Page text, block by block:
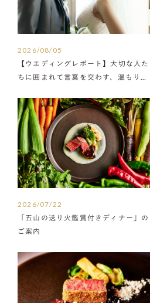
2026/08/05
【ウエディングレポート】大切な人た
ちに囲まれて言葉を交わす、温もりに
2026/07/22
「五山の送り火鑑賞付きディナー」の
ご案内